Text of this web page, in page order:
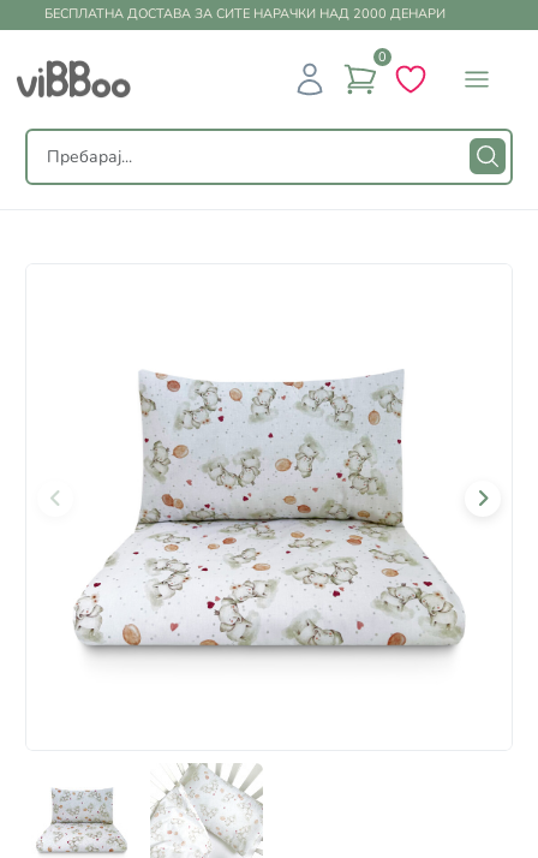
БЕСПЛАТНА ДОСТАВА ЗА СИТЕ НАРАЧКИ НАД 2000 ДЕНАРИ
0